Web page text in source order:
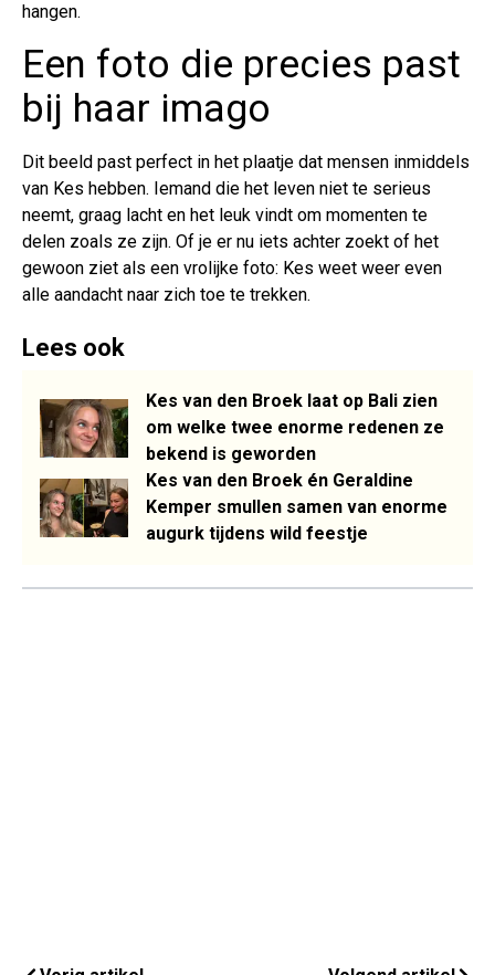
hangen.
Een foto die precies past
bij haar imago
Dit beeld past perfect in het plaatje dat mensen inmiddels
van Kes hebben. Iemand die het leven niet te serieus
neemt, graag lacht en het leuk vindt om momenten te
delen zoals ze zijn. Of je er nu iets achter zoekt of het
gewoon ziet als een vrolijke foto: Kes weet weer even
alle aandacht naar zich toe te trekken.
Lees ook
Kes van den Broek laat op Bali zien
om welke twee enorme redenen ze
bekend is geworden
Kes van den Broek én Geraldine
Kemper smullen samen van enorme
augurk tijdens wild feestje